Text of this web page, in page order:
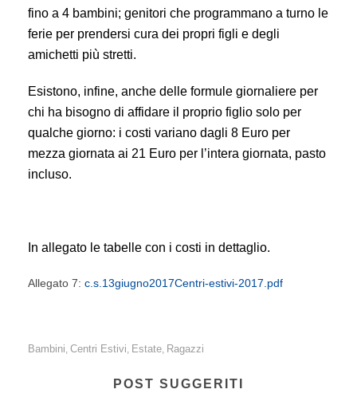
fino a 4 bambini; genitori che programmano a turno le
ferie per prendersi cura dei propri figli e degli
amichetti più stretti.
Esistono, infine, anche delle formule giornaliere per
chi ha bisogno di affidare il proprio figlio solo per
qualche giorno: i costi variano dagli 8 Euro per
mezza giornata ai 21 Euro per l’intera giornata, pasto
incluso.
In allegato le tabelle con i costi in dettaglio.
Allegato 7: c.s.13giugno2017Centri-estivi-2017.pdf
Bambini, Centri Estivi, Estate, Ragazzi
POST SUGGERITI